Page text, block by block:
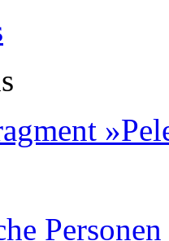
Personen